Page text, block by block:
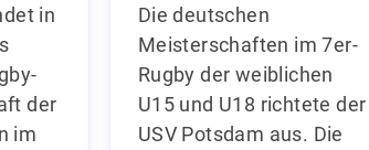
in
der
im
Die deutschen
Meisterschaften im 7er-
Rugby der weiblichen
U15 und U18 richtete der
USV Potsdam aus. Die